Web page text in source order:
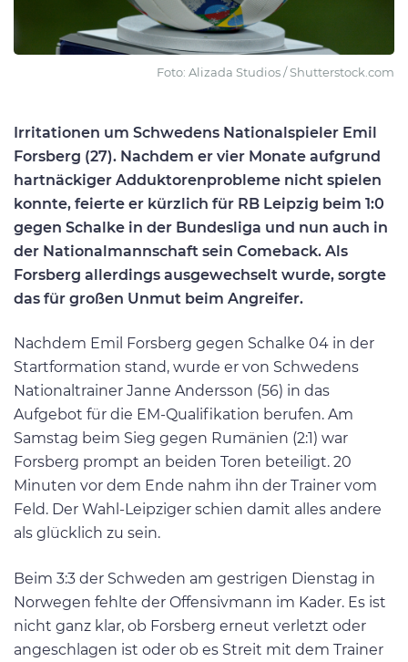
Foto: Alizada Studios / Shutterstock.com
Irritationen um Schwedens Nationalspieler Emil
Forsberg (27). Nachdem er vier Monate aufgrund
hartnäckiger Adduktorenprobleme nicht spielen
konnte, feierte er kürzlich für RB Leipzig beim 1:0
gegen Schalke in der Bundesliga und nun auch in
der Nationalmannschaft sein Comeback. Als
Forsberg allerdings ausgewechselt wurde, sorgte
das für großen Unmut beim Angreifer.
Nachdem Emil Forsberg gegen Schalke 04 in der
Startformation stand, wurde er von Schwedens
Nationaltrainer Janne Andersson (56) in das
Aufgebot für die EM-Qualifikation berufen. Am
Samstag beim Sieg gegen Rumänien (2:1) war
Forsberg prompt an beiden Toren beteiligt. 20
Minuten vor dem Ende nahm ihn der Trainer vom
Feld. Der Wahl-Leipziger schien damit alles andere
als glücklich zu sein.
Beim 3:3 der Schweden am gestrigen Dienstag in
Norwegen fehlte der Offensivmann im Kader. Es ist
nicht ganz klar, ob Forsberg erneut verletzt oder
angeschlagen ist oder ob es Streit mit dem Trainer